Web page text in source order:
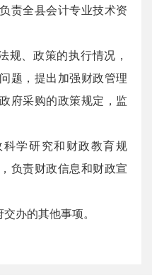
责全县会计专业技术资
规、政策的执行情况，
题，提出加强财政管理
府采购的政策规定，监
科学研究和财政教育规
负责财政信息和财政宣
办的其他事项。